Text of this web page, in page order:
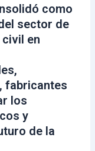
como
sector de
en
fabricantes
los
y
de la